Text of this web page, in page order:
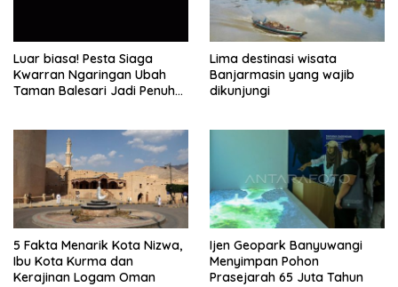
Luar biasa! Pesta Siaga
Kwarran Ngaringan Ubah
Taman Balesari Jadi Penuh
Lima destinasi wisata
Banjarmasin yang wajib
dikunjungi
5 Fakta Menarik Kota Nizwa,
Ibu Kota Kurma dan
Kerajinan Logam Oman
Ijen Geopark Banyuwangi
Menyimpan Pohon
Prasejarah 65 Juta Tahun